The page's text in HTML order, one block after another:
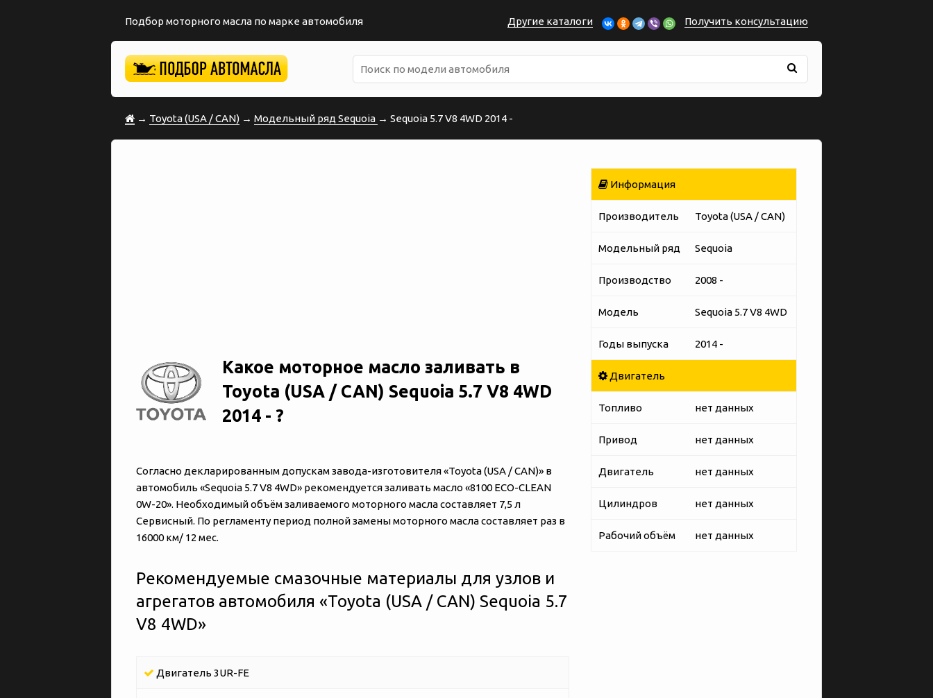
Подбор моторного масла по марке автомобиля Другие каталоги Получить консультацию
→ Toyota (USA / CAN) → Модельный ряд Sequoia → Sequoia 5.7 V8 4WD 2014 -
Какое моторное масло заливать в
Toyota (USA / CAN) Sequoia 5.7 V8 4WD
2014 - ?
Согласно декларированным допускам завода-изготовителя «‎‎Toyota (USA / CAN)» в
автомобиль «‎‎Sequoia 5.7 V8 4WD» рекомендуется заливать масло «8100 ECO-CLEAN
0W-20». Необходимый объём заливаемого моторного масла составляет 7,5 л
Сервисный. По регламенту период полной замены моторного масла составляет раз в
16000 км/ 12 мес.
Рекомендуемые смазочные материалы для узлов и
агрегатов автомобиля «‎‎Toyota (USA / CAN) Sequoia 5.7
V8 4WD»
Двигатель 3UR-FE
Информация
Производитель Toyota (USA / CAN)
Модельный ряд Sequoia
Производство 2008 -
Модель Sequoia 5.7 V8 4WD
Годы выпуска 2014 -
Двигатель
Топливо нет данных
Привод нет данных
Двигатель нет данных
Цилиндров нет данных
Рабочий объём нет данных